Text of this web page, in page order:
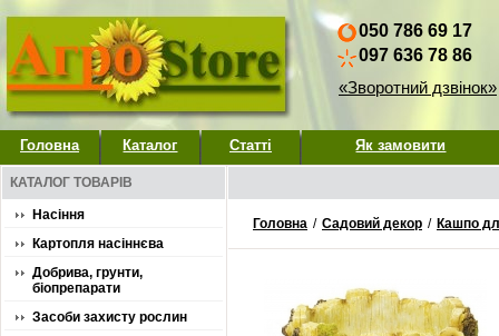
050 786 69 17
097 636 78 86
«Зворотний дзвінок»
Головна Каталог Статті Як замовити
КАТАЛОГ ТОВАРІВ
Насіння
Картопля насіннєва
Добрива, грунти,
біопрепарати
Засоби захисту рослин
Головна / Садовий декор / Кашпо